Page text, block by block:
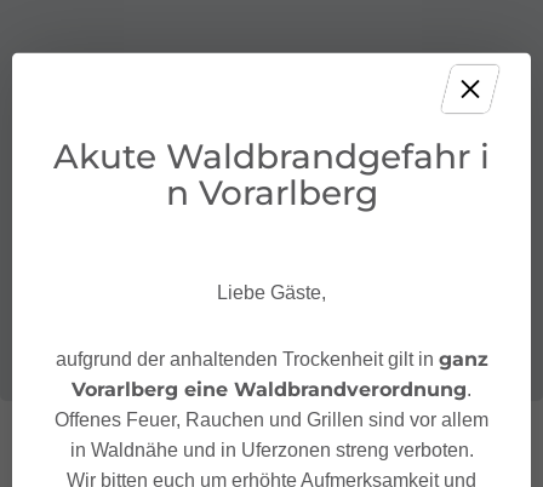
Akute Waldbrandgefahr i
n Vorarlberg
Liebe Gäste,
aufgrund der anhaltenden Trockenheit gilt in ganz
Vorarlberg eine Waldbrandverordnung.
Offenes Feuer, Rauchen und Grillen sind vor allem
in Waldnähe und in Uferzonen streng verboten.
Wir bitten euch um erhöhte Aufmerksamkeit und